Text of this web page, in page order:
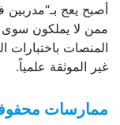
أصبح يعج بـ“مدربين
ممن لا يملكون سوى
المنصات باختبارات
غير الموثقة علمياً.
ممارسات